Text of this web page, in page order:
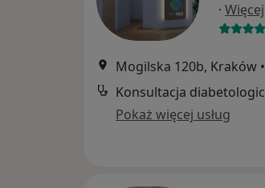
· Więcej
Mogilska 120b, Kraków •
Pokaż więcej usług